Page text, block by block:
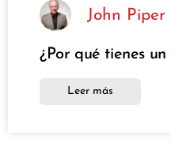
John Piper
¿Por qué tienes un
Leer más